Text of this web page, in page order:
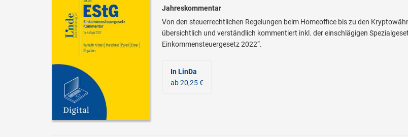
Jahreskommentar
Von den steuerrechtlichen Regelungen beim Homeoffice bis zu den
übersichtlich und verständlich kommentiert inkl. der einschlägigen
Einkommensteuergesetz 2022“.
In LinDa
ab 20,25 €